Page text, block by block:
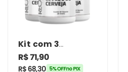
Kit com 3
unidades de
Levedo de
R$71,90
R$ 68,30 5% OFF no PIX